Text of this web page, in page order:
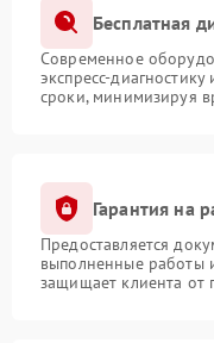
Бесплатная
Современное
экспресс-
сроки, минимизируя
Гарантия на
Предоставляется
выполненные работы
защищает клиента от